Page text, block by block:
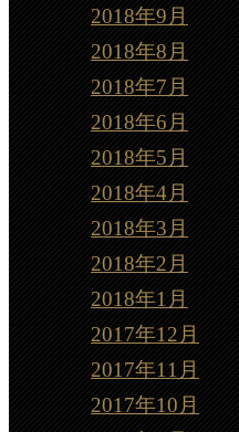
2018年9月
2018年8月
2018年7月
2018年6月
2018年5月
2018年4月
2018年3月
2018年2月
2018年1月
2017年12月
2017年11月
2017年10月